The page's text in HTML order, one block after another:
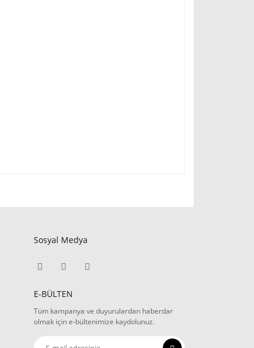
Sosyal Medya
E-BÜLTEN
Tüm kampanya ve duyurulardan haberdar
olmak için e-bültenimize kaydolunuz.